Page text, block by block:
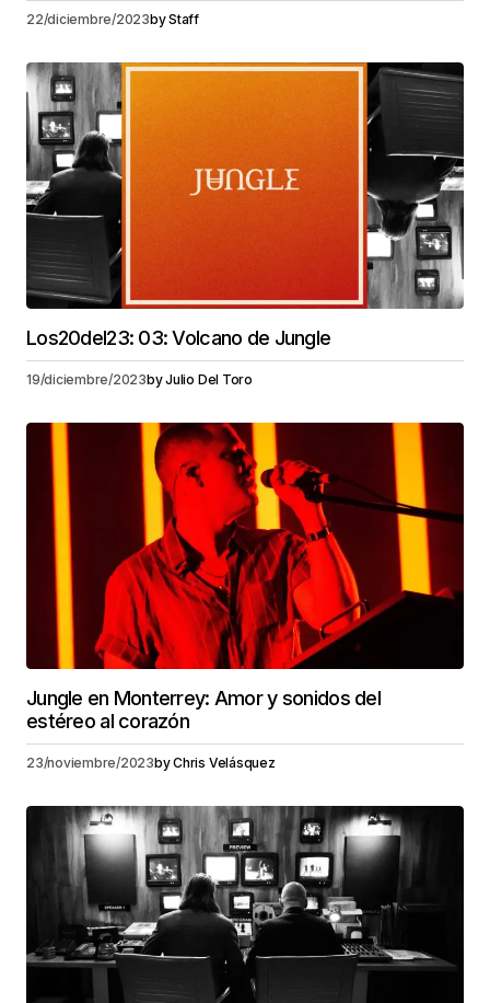
22/diciembre/2023byStaff
Los20del23: 03: Volcano de Jungle
19/diciembre/2023byJulio Del Toro
Jungle en Monterrey: Amor y sonidos del
estéreo al corazón
23/noviembre/2023byChris Velásquez